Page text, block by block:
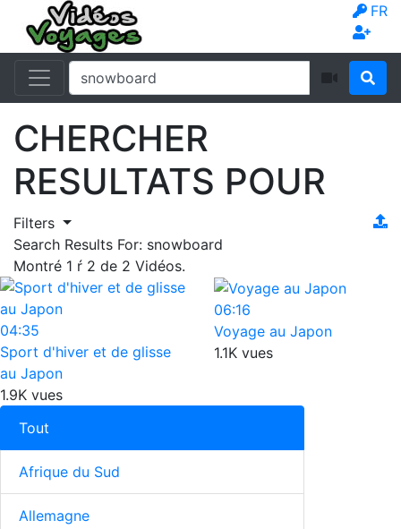
FR
CHERCHER
RESULTATS POUR
Filters
Search Results For: snowboard
Montré 1 ŕ 2 de 2 Vidéos.
04:35
Sport d'hiver et de glisse
au Japon
1.9K vues
06:16
Voyage au Japon
1.1K vues
Tout
Afrique du Sud
Allemagne